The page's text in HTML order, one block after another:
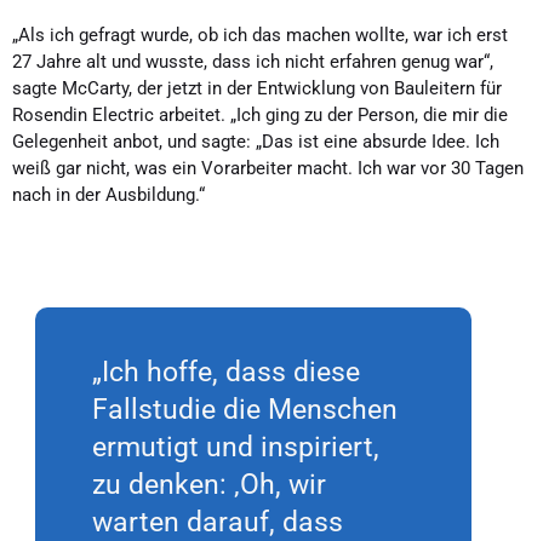
„Als ich gefragt wurde, ob ich das machen wollte, war ich erst
27 Jahre alt und wusste, dass ich nicht erfahren genug war“,
sagte McCarty, der jetzt in der Entwicklung von Bauleitern für
Rosendin Electric arbeitet. „Ich ging zu der Person, die mir die
Gelegenheit anbot, und sagte: „Das ist eine absurde Idee. Ich
weiß gar nicht, was ein Vorarbeiter macht. Ich war vor 30 Tagen
nach in der Ausbildung.“
„Ich hoffe, dass diese
Fallstudie die Menschen
ermutigt und inspiriert,
zu denken: ‚Oh, wir
warten darauf, dass